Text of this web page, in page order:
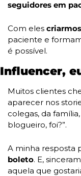
seguidores em
Com eles
paciente e
é possível.
Influencer,
Muitos clientes
aparecer nos
colegas, da
blogueiro, foi?”.
A minha resposta
boleto. E,
aquela que